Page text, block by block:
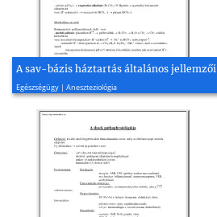
A sav-bázis háztartás általános jellemzői
Egészségügy | Aneszteziológia
2008, 2 oldal